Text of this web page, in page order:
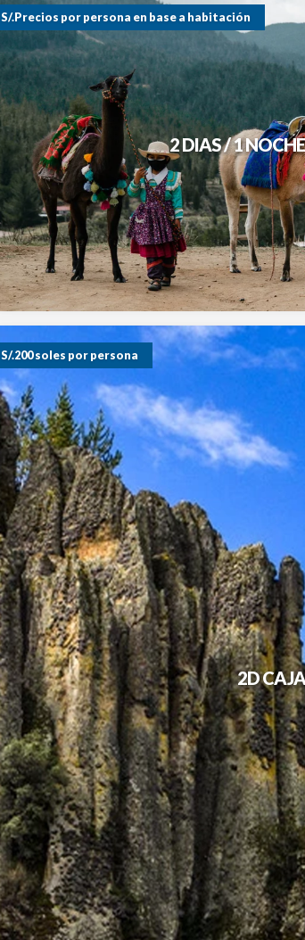
S/.Precios por persona en base a habitación
2 DIAS / 1
S/.200 soles por persona
2D